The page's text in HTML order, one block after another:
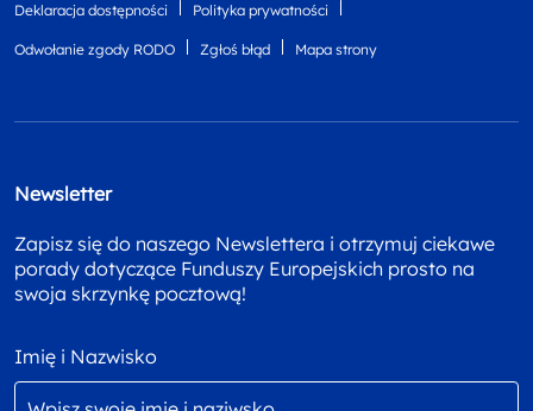
Deklaracja dostępności Polityka prywatności
Odwołanie zgody RODO Zgłoś błąd Mapa strony
Newsletter
Zapisz się do naszego Newslettera i otrzymuj ciekawe
porady dotyczące Funduszy Europejskich prosto na
swoja skrzynkę pocztową!
Imię i Nazwisko